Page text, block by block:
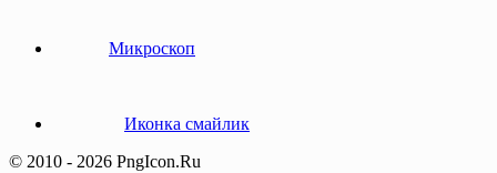
Микроскоп
Иконка смайлик
© 2010 - 2026 PngIcon.Ru